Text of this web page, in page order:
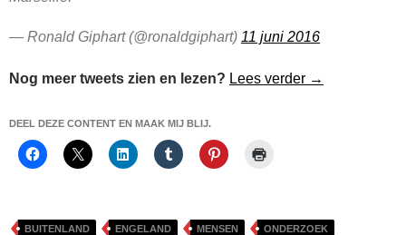
— Ronald Giphart (@ronaldgiphart) 11 juni 2016
Nog meer tweets zien en lezen? Lees verder Gisteren in
→
DEEL DEZE CONTENT EN MAAK MIJ BLIJ.
BUITENLAND ENGELAND MENSEN
ONDERZOEK